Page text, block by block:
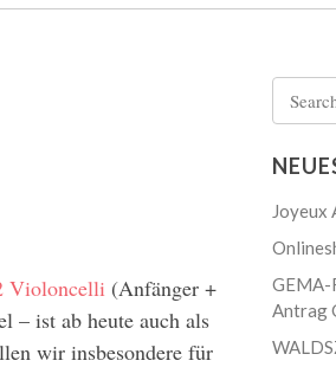
Violoncelli (Anfänger +
– ist ab heute auch als
wir insbesondere für
for:
Joyeux
Antrag